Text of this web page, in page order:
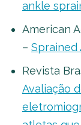
ankle
American
– Sprained
Revista
Avaliação